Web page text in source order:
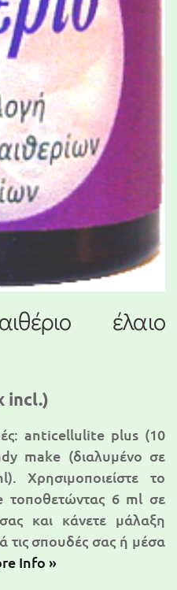
έλαιο
incl.)
anticellulite plus (10
make (διαλυμένο σε
Χρησιμοποιείστε το
6 ml σε
και κάνετε μάλαξη
τις σπουδές σας ή μέσα
Info »